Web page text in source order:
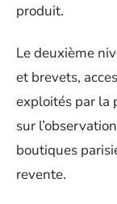
produit.
Le deuxième
et brevets,
exploités par la
sur
boutiques
revente.